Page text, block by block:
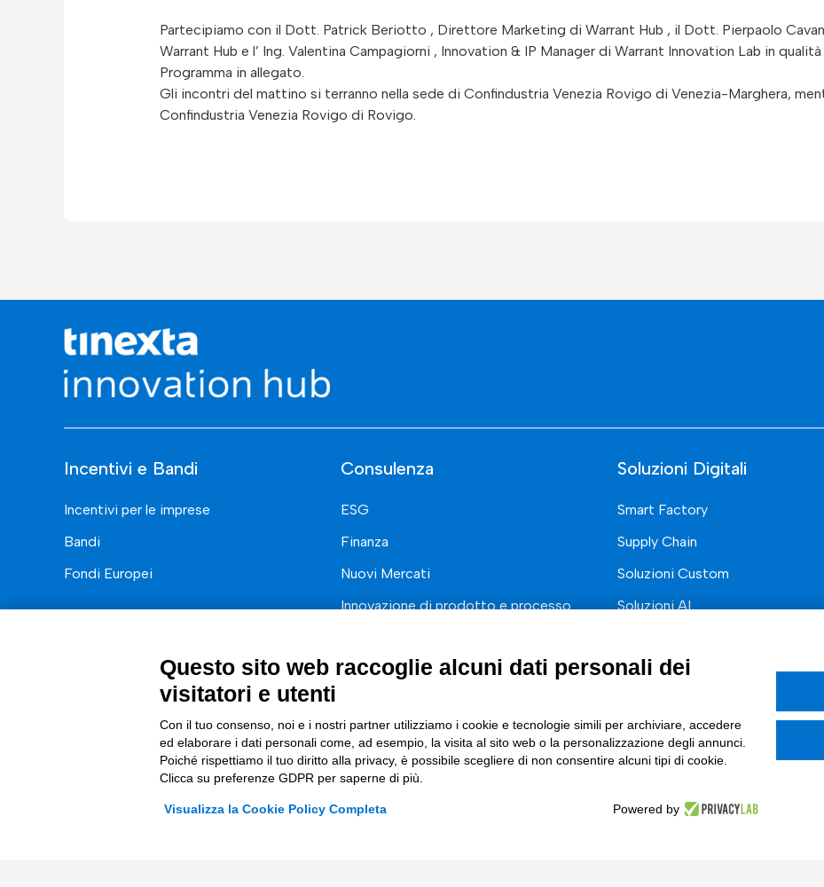
Partecipiamo con il Dott. Patrick Beriotto , Direttore Marketing di Warrant Hub , il Dott. Pierpaolo
Warrant Hub e l’ Ing. Valentina Campagiorni , Innovation & IP Manager di Warrant Innovation Lab in
Programma in allegato.
Gli incontri del mattino si terranno nella sede di Confindustria Venezia Rovigo di Venezia-Marghera,
Confindustria Venezia Rovigo di Rovigo.
Incentivi e Bandi
Incentivi per le imprese
Bandi
Fondi Europei
Consulenza
ESG
Finanza
Nuovi Mercati
Innovazione di prodotto e processo
Data & BI
Compliance Normativa Integrata
Soluzioni Digitali
Smart Factory
Supply Chain
Soluzioni Custom
Soluzioni AI
© 2026 Tinexta Innovation Hub S.p.A
Questo sito web raccoglie alcuni dati personali dei
visitatori e utenti
Con il tuo consenso, noi e i nostri partner utilizziamo i cookie e tecnologie simili per archiviare, accedere
ed elaborare i dati personali come, ad esempio, la visita al sito web o la personalizzazione degli annunci.
Poiché rispettiamo il tuo diritto alla privacy, è possibile scegliere di non consentire alcuni tipi di cookie.
Clicca su preferenze GDPR per saperne di più.
Visualizza la Cookie Policy Completa Powered by